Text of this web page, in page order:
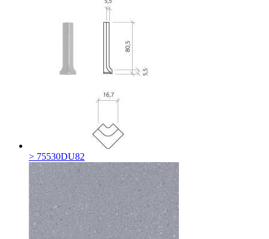
> 75530DU82